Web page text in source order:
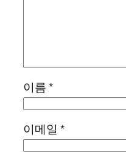
이름*
이메일 *